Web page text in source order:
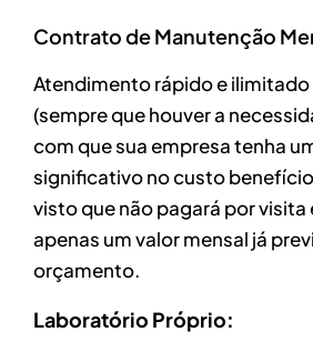
Contrato de Manutenção
Atendimento rápido e ilimitado
(sempre que houver a
com que sua empresa tenha
significativo no custo
visto que não pagará por visita
apenas um valor mensal já
orçamento.
Laboratório Próprio: